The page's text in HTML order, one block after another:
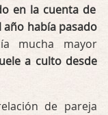
en la cuenta de
año había pasado
mucha mayor
a culto desde
de pareja